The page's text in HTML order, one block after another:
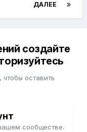
ДАЛЕЕ
создайте
оставить
сообществе.